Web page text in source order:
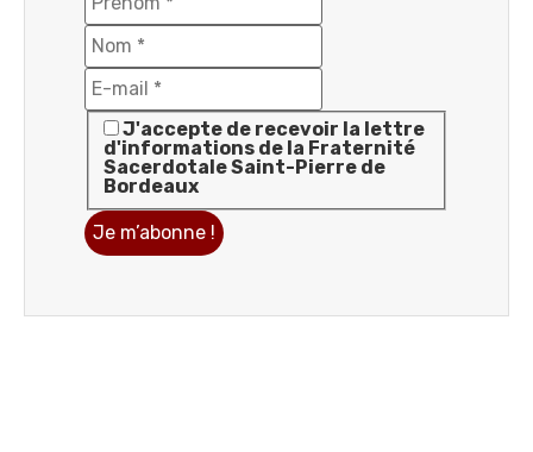
J'accepte de recevoir la lettre
d'informations de la Fraternité
Sacerdotale Saint-Pierre de
Bordeaux